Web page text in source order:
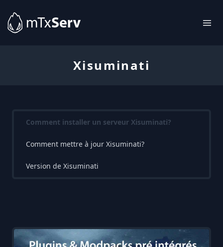
Xisuminati
Comment installer un serveur Xisuminati?
Comment mettre à jour Xisuminati?
Version de Xisuminati